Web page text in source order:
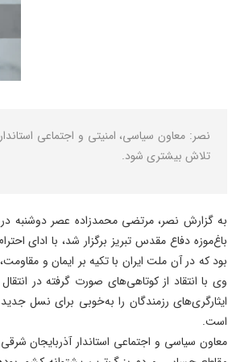
نصر: معاون سیاسی، امنیتی و اجتماعی
تلاش بیشتری شود.
به گزارش نصر، مرتضی محمدزاده عصر دوشنبه
باغ‌موزه دفاع مقدس تبریز برگزار شد، با ادای
بود که در آن ملت ایران با تکیه بر ایمان و
وی با انتقاد از کوتاهی‌های صورت گرفته در
ایثارگری‌های رزمندگان را به‌خوبی برای نسل
است.
معاون سیاسی و اجتماعی استاندار آذربایجان